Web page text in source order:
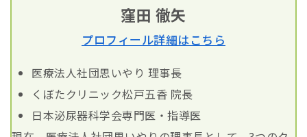
窪田 徹矢
プロフィール詳細はこちら
医療法人社団思いやり 理事長
くぼたクリニック松戸五香 院長
日本泌尿器科学会専門医・指導医